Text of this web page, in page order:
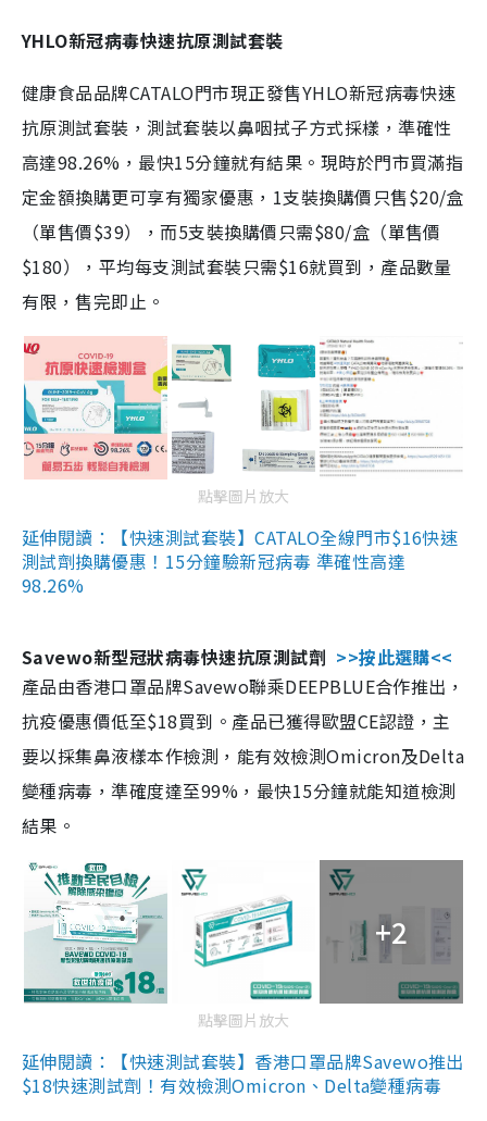
YHLO新冠病毒快速抗原測試套裝
健康食品品牌CATALO門市現正發售YHLO新冠病毒快速
抗原測試套裝，測試套裝以鼻咽拭子方式採樣，準確性
高達98.26%，最快15分鐘就有結果。現時於門市買滿指
定金額換購更可享有獨家優惠，1支裝換購價只售$20/盒
（單售價$39），而5支裝換購價只需$80/盒（單售價
$180），平均每支測試套裝只需$16就買到，產品數量
有限，售完即止。
點擊圖片放大
延伸閱讀：【快速測試套裝】CATALO全線門市$16快速
測試劑換購優惠！15分鐘驗新冠病毒 準確性高達
98.26%
Savewo新型冠狀病毒快速抗原測試劑 >>按此選購<<
產品由香港口罩品牌Savewo聯乘DEEPBLUE合作推出，
抗疫優惠價低至$18買到。產品已獲得歐盟CE認證，主
要以採集鼻液樣本作檢測，能有效檢測Omicron及Delta
變種病毒，準確度達至99%，最快15分鐘就能知道檢測
結果。
+2
點擊圖片放大
延伸閱讀：【快速測試套裝】香港口罩品牌Savewo推出
$18快速測試劑！有效檢測Omicron、Delta變種病毒